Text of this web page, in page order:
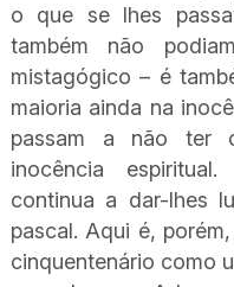
o que se lhes
também não
mistagógico – é
maioria ainda na
passam a não ter
inocência
continua a dar-lhes
pascal. Aqui é,
cinquentenário como